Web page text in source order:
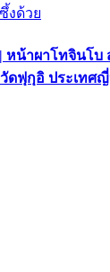
งด้วย
| หน้าผาโทจินโ
ดฟุกุอิ ประเทศ